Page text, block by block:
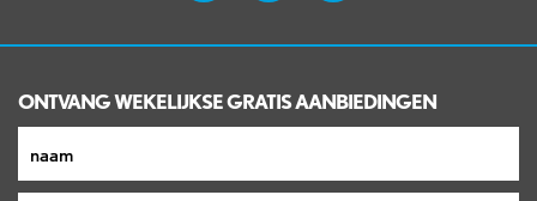
ONTVANG WEKELIJKSE GRATIS AANBIEDINGEN